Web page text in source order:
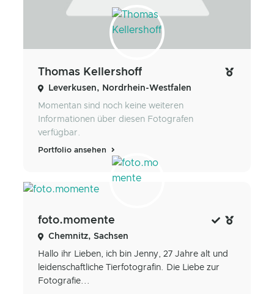
Thomas Kellershoff
Leverkusen, Nordrhein-Westfalen
Momentan sind noch keine weiteren
Informationen über diesen Fotografen
verfügbar.
Portfolio ansehen
foto.momente
Chemnitz, Sachsen
Hallo ihr Lieben, ich bin Jenny, 27 Jahre alt und
leidenschaftliche Tierfotografin. Die Liebe zur
Fotografie...